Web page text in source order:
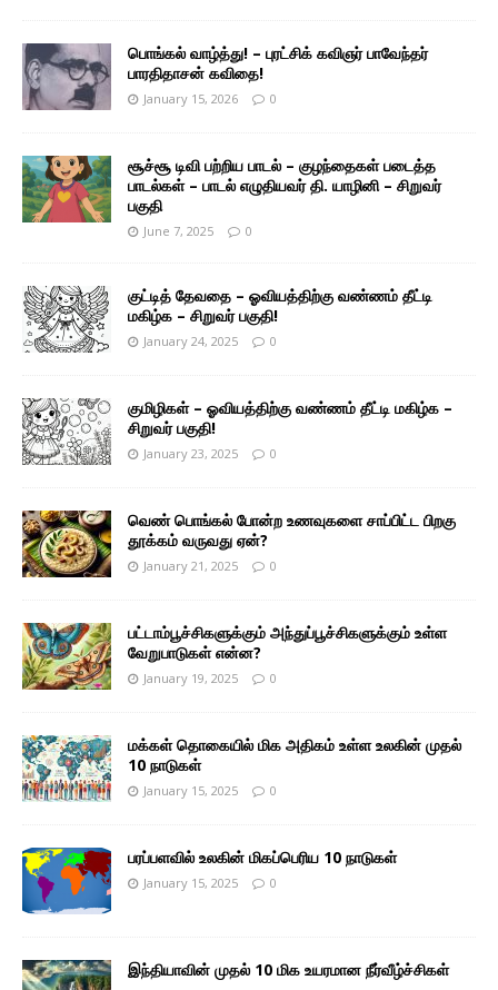
பொங்கல் வாழ்த்து! – புரட்சிக் கவிஞர் பாவேந்தர்
பாரதிதாசன் கவிதை!
January 15, 2026 0
சூச்சூ டிவி பற்றிய பாடல் – குழந்தைகள் படைத்த
பாடல்கள் – பாடல் எழுதியவர் தி. யாழினி – சிறுவர்
பகுதி
June 7, 2025 0
குட்டித் தேவதை – ஓவியத்திற்கு வண்ணம் தீட்டி
மகிழ்க – சிறுவர் பகுதி!
January 24, 2025 0
குமிழிகள் – ஓவியத்திற்கு வண்ணம் தீட்டி மகிழ்க –
சிறுவர் பகுதி!
January 23, 2025 0
வெண் பொங்கல் போன்ற உணவுகளை சாப்பிட்ட பிறகு
தூக்கம் வருவது ஏன்?
January 21, 2025 0
பட்டாம்பூச்சிகளுக்கும் அந்துப்பூச்சிகளுக்கும் உள்ள
வேறுபாடுகள் என்ன?
January 19, 2025 0
மக்கள் தொகையில் மிக அதிகம் உள்ள உலகின் முதல்
10 நாடுகள்
January 15, 2025 0
பரப்பளவில் உலகின் மிகப்பெரிய 10 நாடுகள்
January 15, 2025 0
இந்தியாவின் முதல் 10 மிக உயரமான நீர்வீழ்ச்சிகள்